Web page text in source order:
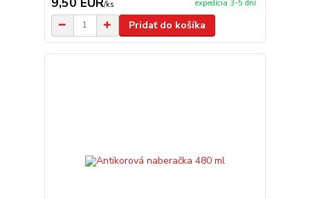
/ks expedícia 3-5 dní
Pridať do košíka